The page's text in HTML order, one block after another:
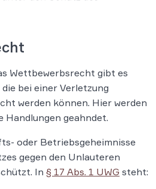
Wettbewerbsrecht gibt es
bei einer Verletzung
werden können. Hier werden
geahndet.
oder Betriebsgeheimnisse
gegen den Unlauteren
In § 17 Abs. 1 UWG steht: